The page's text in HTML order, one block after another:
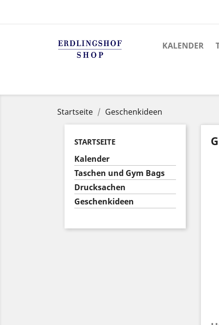
KALENDER
Startseite Geschenkideen
STARTSEITE
Kalender
Taschen und Gym Bags
Drucksachen
Geschenkideen